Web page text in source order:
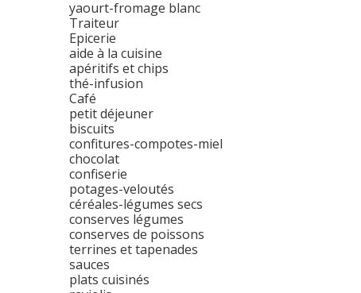
yaourt-fromage blanc
Traiteur
Epicerie
aide à la cuisine
apéritifs et chips
thé-infusion
Café
petit déjeuner
biscuits
confitures-compotes-miel
chocolat
confiserie
potages-veloutés
céréales-légumes secs
conserves légumes
conserves de poissons
terrines et tapenades
sauces
plats cuisinés